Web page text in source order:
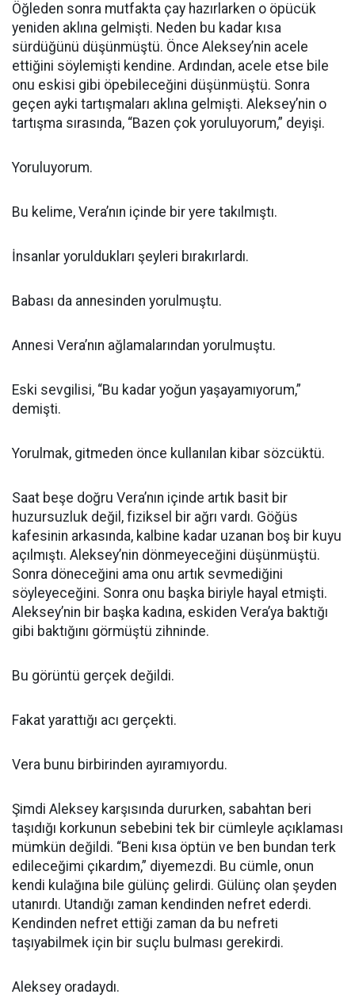
Öğleden sonra mutfakta çay hazırlarken o öpücük
yeniden aklına gelmişti. Neden bu kadar kısa
sürdüğünü düşünmüştü. Önce Aleksey’nin acele
ettiğini söylemişti kendine. Ardından, acele etse bile
onu eskisi gibi öpebileceğini düşünmüştü. Sonra
geçen ayki tartışmaları aklına gelmişti. Aleksey’nin o
tartışma sırasında, “Bazen çok yoruluyorum,” deyişi.
Yoruluyorum.
Bu kelime, Vera’nın içinde bir yere takılmıştı.
İnsanlar yoruldukları şeyleri bırakırlardı.
Babası da annesinden yorulmuştu.
Annesi Vera’nın ağlamalarından yorulmuştu.
Eski sevgilisi, “Bu kadar yoğun yaşayamıyorum,”
demişti.
Yorulmak, gitmeden önce kullanılan kibar sözcüktü.
Saat beşe doğru Vera’nın içinde artık basit bir
huzursuzluk değil, fiziksel bir ağrı vardı. Göğüs
kafesinin arkasında, kalbine kadar uzanan boş bir kuyu
açılmıştı. Aleksey’nin dönmeyeceğini düşünmüştü.
Sonra döneceğini ama onu artık sevmediğini
söyleyeceğini. Sonra onu başka biriyle hayal etmişti.
Aleksey’nin bir başka kadına, eskiden Vera’ya baktığı
gibi baktığını görmüştü zihninde.
Bu görüntü gerçek değildi.
Fakat yarattığı acı gerçekti.
Vera bunu birbirinden ayıramıyordu.
Şimdi Aleksey karşısında dururken, sabahtan beri
taşıdığı korkunun sebebini tek bir cümleyle açıklaması
mümkün değildi. “Beni kısa öptün ve ben bundan terk
edileceğimi çıkardım,” diyemezdi. Bu cümle, onun
kendi kulağına bile gülünç gelirdi. Gülünç olan şeyden
utanırdı. Utandığı zaman kendinden nefret ederdi.
Kendinden nefret ettiği zaman da bu nefreti
taşıyabilmek için bir suçlu bulması gerekirdi.
Aleksey oradaydı.